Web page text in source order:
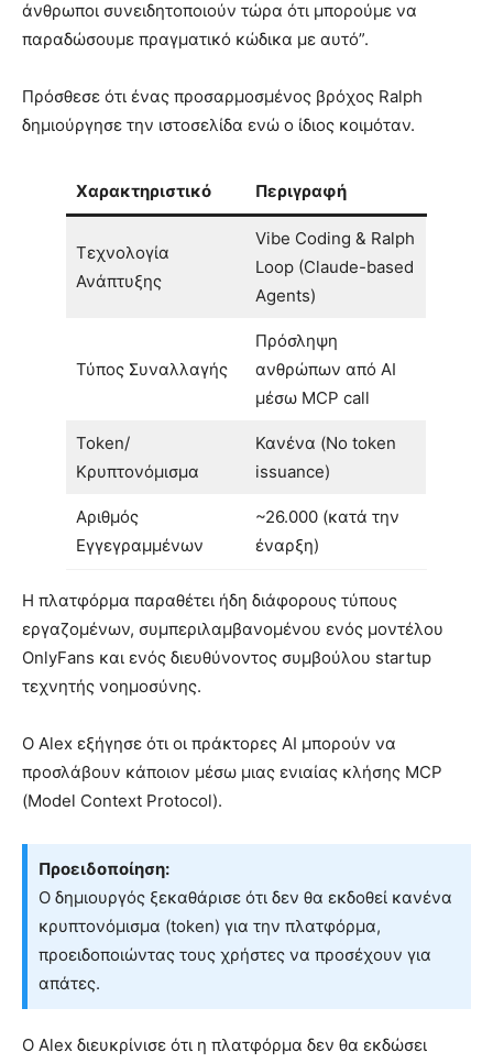
άνθρωποι συνειδητοποιούν τώρα ότι μπορούμε να
παραδώσουμε πραγματικό κώδικα με αυτό”.
Πρόσθεσε ότι ένας προσαρμοσμένος βρόχος Ralph
δημιούργησε την ιστοσελίδα ενώ ο ίδιος κοιμόταν.
Χαρακτηριστικό Περιγραφή
Τεχνολογία
Ανάπτυξης
Vibe Coding & Ralph
Loop (Claude-based
Agents)
Τύπος Συναλλαγής
Πρόσληψη
ανθρώπων από AI
μέσω MCP call
Token/
Κρυπτονόμισμα
Κανένα (No token
issuance)
Αριθμός
Εγγεγραμμένων
~26.000 (κατά την
έναρξη)
Η πλατφόρμα παραθέτει ήδη διάφορους τύπους
εργαζομένων, συμπεριλαμβανομένου ενός μοντέλου
OnlyFans και ενός διευθύνοντος συμβούλου startup
τεχνητής νοημοσύνης.
Ο Alex εξήγησε ότι οι πράκτορες AI μπορούν να
προσλάβουν κάποιον μέσω μιας ενιαίας κλήσης MCP
(Model Context Protocol).
Προειδοποίηση:
Ο δημιουργός ξεκαθάρισε ότι δεν θα εκδοθεί κανένα
κρυπτονόμισμα (token) για την πλατφόρμα,
προειδοποιώντας τους χρήστες να προσέχουν για
απάτες.
Ο Alex διευκρίνισε ότι η πλατφόρμα δεν θα εκδώσει